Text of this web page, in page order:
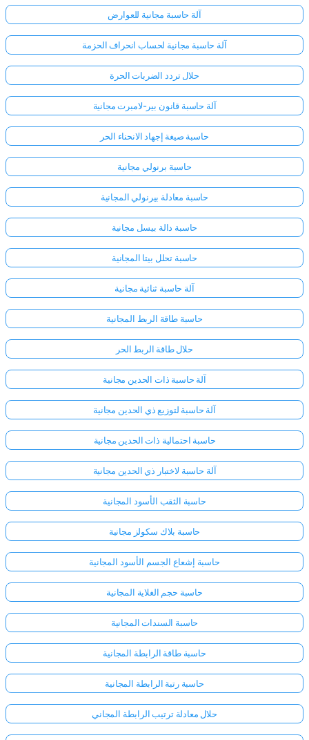
آلة حاسبة مجانية للعوارض
آلة حاسبة مجانية لحساب انحراف الحزمة
حلال تردد الضربات الحرة
آلة حاسبة قانون بير-لامبرت مجانية
حاسبة صيغة إجهاد الانحناء الحر
حاسبة برنولي مجانية
حاسبة معادلة بيرنولي المجانية
حاسبة دالة بيسل مجانية
حاسبة تحلل بيتا المجانية
آلة حاسبة ثنائية مجانية
حاسبة طاقة الربط المجانية
حلال طاقة الربط الحر
آلة حاسبة ذات الحدين مجانية
آلة حاسبة لتوزيع ذي الحدين مجانية
حاسبة احتمالية ذات الحدين مجانية
آلة حاسبة لاختبار ذي الحدين مجانية
حاسبة الثقب الأسود المجانية
حاسبة بلاك سكولز مجانية
حاسبة إشعاع الجسم الأسود المجانية
حاسبة حجم الغلاية المجانية
حاسبة السندات المجانية
حاسبة طاقة الرابطة المجانية
حاسبة رتبة الرابطة المجانية
حلال معادلة ترتيب الرابطة المجاني